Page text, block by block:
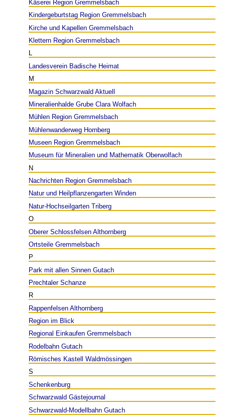
Käserei Region Gremmelsbach
Kindergeburtstag Region Gremmelsbach
Kirche und Kapellen Gremmelsbach
Klettern Region Gremmelsbach
L
Landesverein Badische Heimat
M
Magazin Schwarzwald Aktuell
Mineralienhalde Grube Clara Wolfach
Mühlen Region Gremmelsbach
Mühlenwanderweg Hornberg
Museen Region Gremmelsbach
Museum für Mineralien und Mathematik Oberwolfach
N
Nachrichten Region Gremmelsbach
Natur und Heilpflanzengarten Winden
Natur-Hochseilgarten Triberg
O
Oberer Schlossfelsen Althornberg
Ortsteile Gremmelsbach
P
Park mit allen Sinnen Gutach
Prechtaler Schanze
R
Rappenfelsen Althornberg
Region im Blick
Regional Einkaufen Gremmelsbach
Rodelbahn Gutach
Römisches Kastell Waldmössingen
S
Schenkenburg
Schwarzwald Gästejournal
Schwarzwald-Modellbahn Gutach